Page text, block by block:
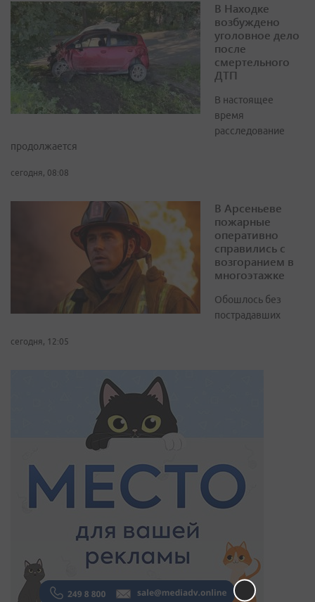
В Находке
возбуждено
уголовное дело
после
смертельного
ДТП
В настоящее
время
расследование
продолжается
сегодня, 08:08
В Арсеньеве
пожарные
оперативно
справились с
возгоранием в
многоэтажке
Обошлось без
пострадавших
сегодня, 12:05